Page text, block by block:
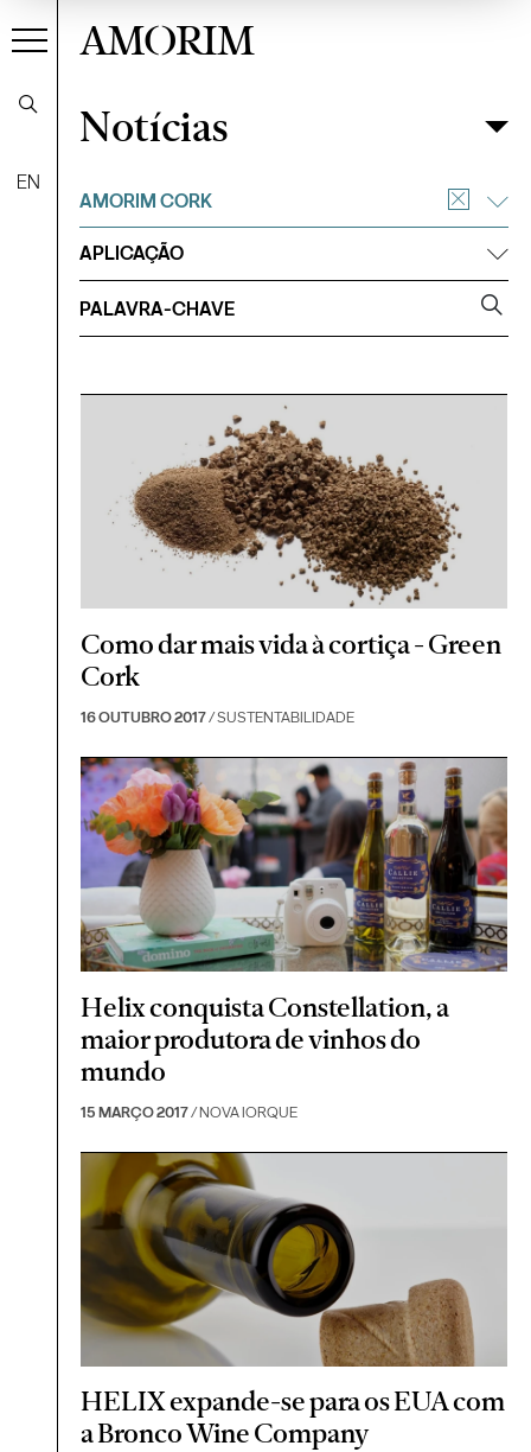
EN
AMORIM
Notícias
Filtrar
Notícias
AMORIM CORK
APLICAÇÃO
Como dar mais vida à cortiça - Green
Cork
16 OUTUBRO 2017/ SUSTENTABILIDADE
Helix conquista Constellation, a
maior produtora de vinhos do
mundo
15 MARÇO 2017/ NOVA IORQUE
HELIX expande-se para os EUA com
a Bronco Wine Company